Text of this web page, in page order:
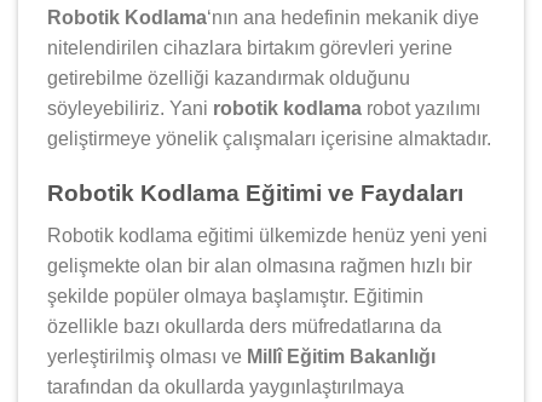
Robotik Kodlama‘nın ana hedefinin mekanik diye
nitelendirilen cihazlara birtakım görevleri yerine
getirebilme özelliği kazandırmak olduğunu
söyleyebiliriz. Yani robotik kodlama robot yazılımı
geliştirmeye yönelik çalışmaları içerisine almaktadır.
Robotik Kodlama Eğitimi ve Faydaları
Robotik kodlama eğitimi ülkemizde henüz yeni yeni
gelişmekte olan bir alan olmasına rağmen hızlı bir
şekilde popüler olmaya başlamıştır. Eğitimin
özellikle bazı okullarda ders müfredatlarına da
yerleştirilmiş olması ve Millî Eğitim Bakanlığı
tarafından da okullarda yaygınlaştırılmaya